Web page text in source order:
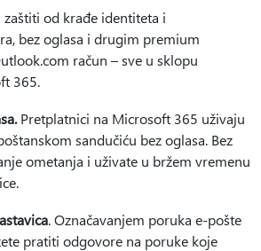
od krađe identiteta i
bez oglasa i drugim premium
račun – sve u sklopu
365.
Pretplatnici na Microsoft 365 uživaju
sandučiću bez oglasa. Bez
ometanja i uživate u bržem vremenu
. Označavanjem poruka e-pošte
pratiti odgovore na poruke koje